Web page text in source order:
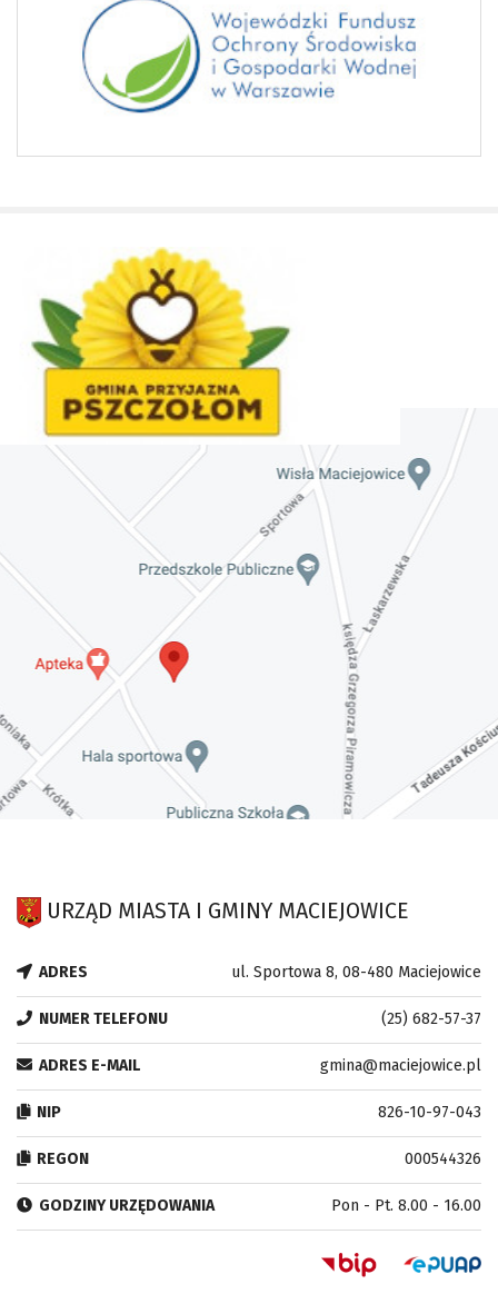
URZĄD MIASTA I GMINY MACIEJOWICE
ADRES ul. Sportowa 8, 08-480 Maciejowice
NUMER TELEFONU (25) 682-57-37
ADRES E-MAIL gmina@maciejowice.pl
NIP 826-10-97-043
REGON 000544326
GODZINY URZĘDOWANIA Pon - Pt. 8.00 - 16.00